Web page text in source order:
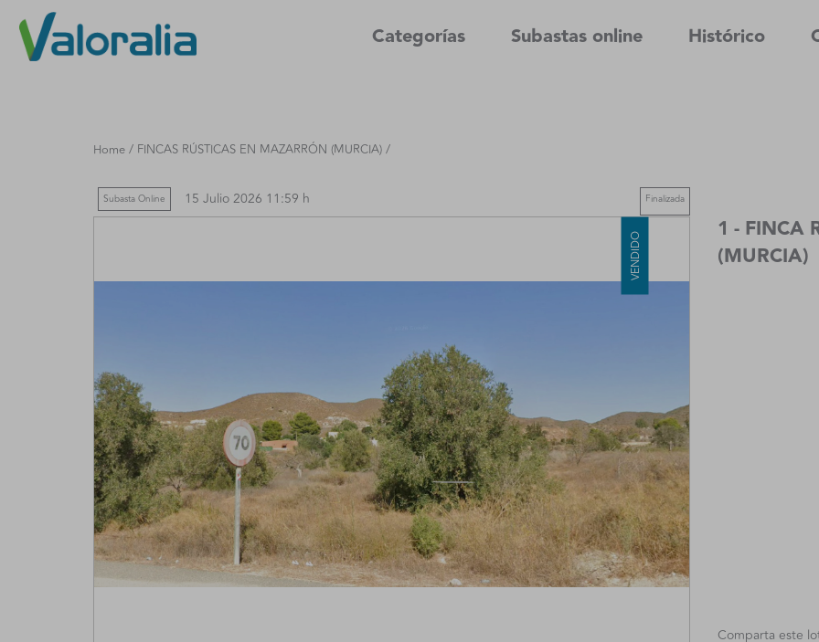
Categorías Subastas online Histórico
Home / FINCAS RÚSTICAS EN MAZARRÓN (MURCIA) /
Subasta Online 15 Julio 2026 11:59 h Finalizada
VENDIDO
1 - FINCA
(MURCIA)
Comparta este